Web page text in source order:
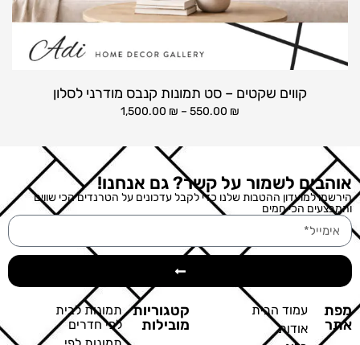
קווים שקטים – סט תמונות קנבס מודרני לסלון
550.00 ₪
–
1,500.00 ₪
אוהבים לשמור על קשר? גם אנחנו!
הירשמו למועדון ההטבות שלנו כדי לקבל עדכונים על הטרנדים הכי שווים
והמבצעים הכי חמים
מפת
אתר
עמוד הבית
אודות
קטגוריות
מובילות
תמונות לבית
לפי חדרים